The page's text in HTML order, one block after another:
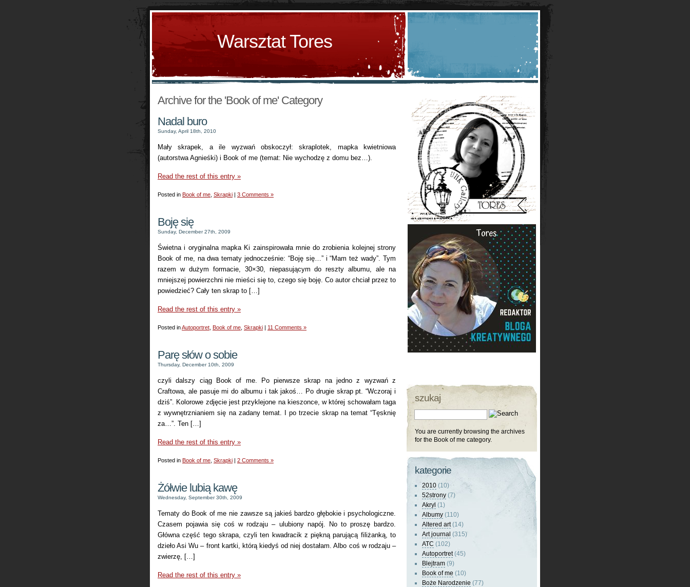
Warsztat Tores
Archive for the 'Book of me' Category
Nadal buro
Sunday, April 18th, 2010
Mały skrapek, a ile wyzwań obskoczył: skraplotek, mapka kwietniowa
(autorstwa Agnieśki) i Book of me (temat: Nie wychodzę z domu bez…).
Read the rest of this entry »
Posted in Book of me Skrapki | 3 Comments »
Boję się
Sunday, December 27th, 2009
Świetna i oryginalna mapka Ki zainspirowała mnie do zrobienia kolejnej strony
Book of me, na dwa tematy jednocześnie: “Boję się…” i “Mam też wady”. Tym
razem w dużym formacie, 30×30, niepasującym do reszty albumu, ale na
mniejszej powierzchni nie mieści się to, czego się boję. Co autor chciał przez to
powiedzieć? Cały ten skrap to […]
Read the rest of this entry »
Posted inAutoportret Book of me Skrapki | 11 Comments »
Parę słów o sobie
Thursday, December 10th, 2009
czyli dalszy ciąg Book of me. Po pierwsze skrap na jedno z wyzwań z
Craftowa, ale pasuje mi do albumu i tak jakoś… Po drugie skrap pt. “Wczoraj i
dziś”. Kolorowe zdjęcie jest przyklejone na kieszonce, w której schowałam taga
z wywnętrznianiem się na zadany temat. I po trzecie skrap na temat “Tęsknię
za…”. Ten […]
Read the rest of this entry »
Posted in Book of me Skrapki | 2 Comments »
Żółwie lubią kawę
Wednesday, September 30th, 2009
Tematy do Book of me nie zawsze są jakieś bardzo głębokie i psychologiczne.
Czasem pojawia się coś w rodzaju – ulubiony napój. No to proszę bardzo.
Główna część tego skrapa, czyli ten kwadracik z piękną parującą filiżanką, to
dzieło Asi Wu – front kartki, którą kiedyś od niej dostałam. Albo coś w rodzaju –
zwierzę, […]
Read the rest of this entry »
szukaj
You are currently browsing the archives
for the Book of me category.
kategorie
2010 (10)
52strony (7)
Akryl (1)
Albumy (110)
Altered art(14)
Art journal (315)
ATC (102)
Autoportret(45)
Blejtram (9)
Book of me (10)
Boże Narodzenie (77)